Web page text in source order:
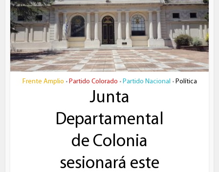
Frente Amplio • Partido Colorado • Partido Nacional • Política
Junta
Departamental
de Colonia
sesionará este